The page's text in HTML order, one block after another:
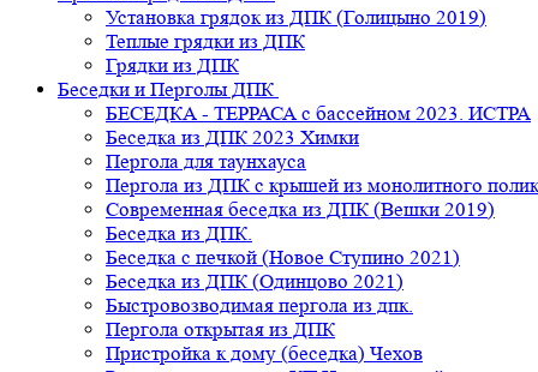
Установка грядок из ДПК (Голицыно 2019)
Теплые грядки из ДПК
Грядки из ДПК
Беседки и Перголы ДПК
БЕСЕДКА - ТЕРРАСА с бассейном 2023. ИСТРА
Беседка из ДПК 2023 Химки
Пергола для таунхауса
Пергола из ДПК с крышей из монолитного
Современная беседка из ДПК (Вешки 2019)
Беседка из ДПК.
Беседка с печкой (Новое Ступино 2021)
Беседка из ДПК (Одинцово 2021)
Быстровозводимая пергола из дпк.
Пергола открытая из ДПК
Пристройка к дому (беседка) Чехов